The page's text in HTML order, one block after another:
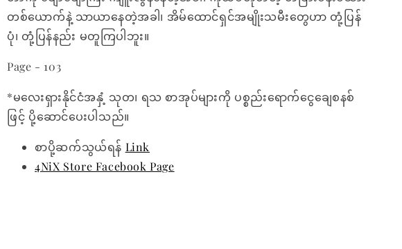
တစ်ယောက်နဲ့ သာယာနေတဲ့အခါ၊ အိမ်ထောင်ရှင်အမျိုးသမီးတွေဟာ တုံ့ပြန်
ပုံ၊ တုံ့ပြန်နည်း မတူကြပါဘူး။
Page - 103
*မလေးရှားနိုင်ငံအနှံ့ သုတ၊ ရသ စာအုပ်များကို ပစ္စည်းရောက်ငွေချေစနစ်
ဖြင့် ပို့ဆောင်ပေးပါသည်။
စာပို့ဆက်သွယ်ရန် Link
4NiX Store Facebook Page